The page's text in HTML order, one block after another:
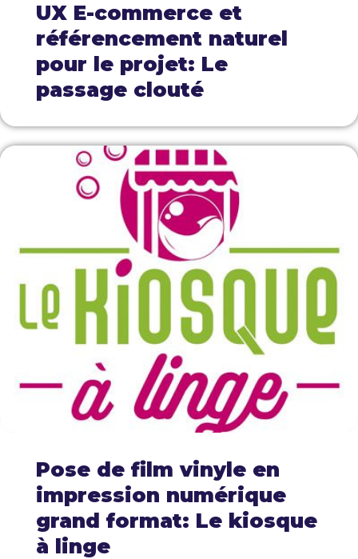
UX E-commerce et
référencement naturel
pour le projet: Le
passage clouté
Pose de film vinyle en
impression numérique
grand format: Le kiosque
à linge